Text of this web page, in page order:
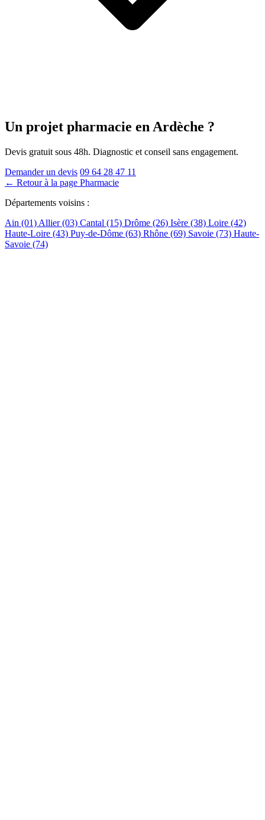
Un projet pharmacie en Ardèche ?
Devis gratuit sous 48h. Diagnostic et conseil sans engagement.
Demander un devis 09 64 28 47 11
← Retour à la page Pharmacie
Départements voisins :
Ain (01) Allier (03) Cantal (15) Drôme (26) Isère (38) Loire (42)
Haute-Loire (43) Puy-de-Dôme (63) Rhône (69) Savoie (73) Haute-
Savoie (74)